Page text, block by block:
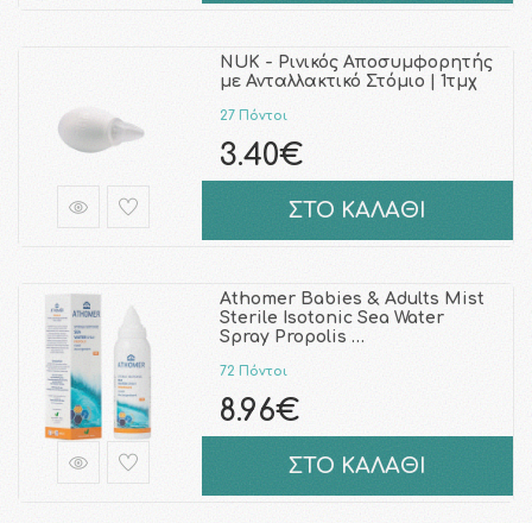
NUK - Ρινικός Αποσυμφορητής
με Ανταλλακτικό Στόμιο | 1τμχ
27 Πόντοι
3.40€
ΣΤΟ ΚΑΛΑΘΙ
Athomer Babies & Adults Mist
Sterile Isotonic Sea Water
Spray Propolis …
72 Πόντοι
8.96€
ΣΤΟ ΚΑΛΑΘΙ